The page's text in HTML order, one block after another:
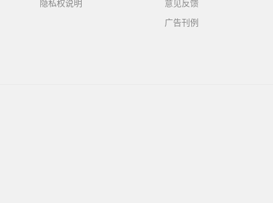
隐私权说明
意见反馈
广告刊例